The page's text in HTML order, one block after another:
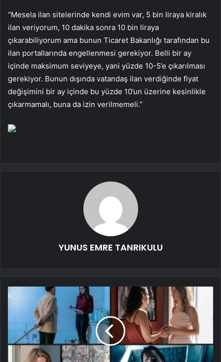
“Mesela ilan sitelerinde kendi evim var, 5 bin liraya kiralık
ilan veriyorum, 10 dakika sonra 10 bin liraya
çıkarabiliyorum ama bunun Ticaret Bakanlığı tarafından bu
ilan portallarında engellenmesi gerekiyor. Belli bir ay
içinde maksimum seviyeye, yani yüzde 10-5’e çıkarılması
gerekiyor. Bunun dışında vatandaş ilan verdiğinde fiyat
değişimini bir ay içinde bu yüzde 10’un üzerine kesinlikle
çıkarmamalı, buna da izin verilmemeli.”
YUNUS EMRE TANRIKULU